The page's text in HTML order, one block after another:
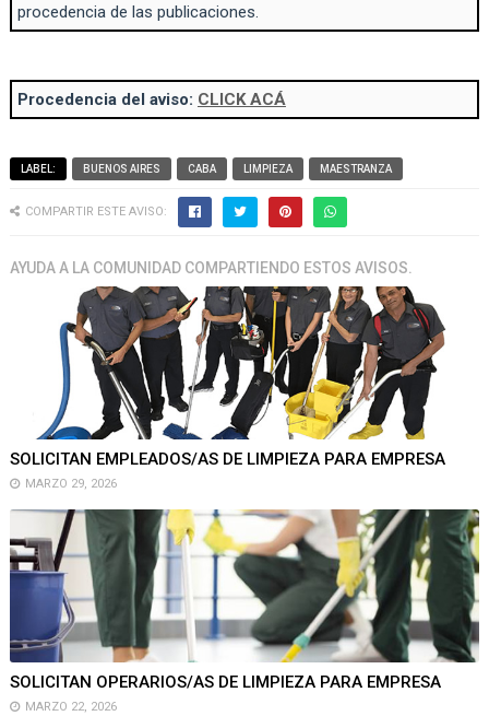
procedencia de las publicaciones.
Procedencia del aviso: CLICK ACÁ
LABEL: BUENOS AIRES CABA LIMPIEZA MAESTRANZA
COMPARTIR ESTE AVISO:
AYUDA A LA COMUNIDAD COMPARTIENDO ESTOS AVISOS.
SOLICITAN EMPLEADOS/AS DE LIMPIEZA PARA EMPRESA
MARZO 29, 2026
SOLICITAN OPERARIOS/AS DE LIMPIEZA PARA EMPRESA
MARZO 22, 2026